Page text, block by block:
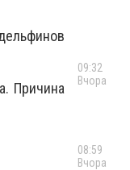
Причина
09:32
Вчора
08:59
Вчора